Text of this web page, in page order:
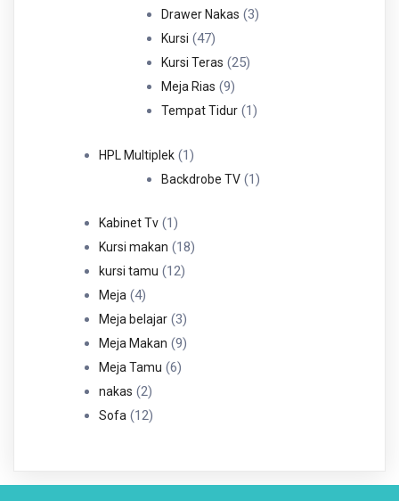
Produk
Drawer Nakas 33
Kursi 4747
Produk
Kursi Teras 2525
Meja Rias 99
Produk
Tempat Tidur 11
HPL Multiplek 11
Produk
Backdrobe TV 11
Kabinet Tv 11
Produk
Kursi makan 1818
kursi tamu 1212
Meja 44
Produk
Meja belajar 33
Produk
Meja Makan 99
Meja Tamu 66
nakas 22
Produk
Sofa 1212